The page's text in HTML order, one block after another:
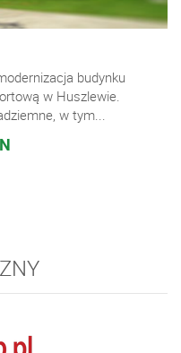
budynku
w Huszlewie.
w tym...